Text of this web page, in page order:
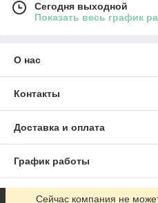
Сегодня выходной
Показать весь график
О нас
Контакты
Доставка и оплата
График работы
Полная версия сайта
Сейчас компания не